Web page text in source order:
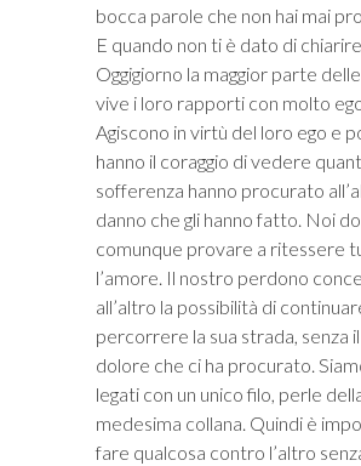
bocca parole che non hai mai
E quando non ti è dato di
Oggigiorno la maggior parte
vive i loro rapporti con molto
Agiscono in virtù del loro ego e
hanno il coraggio di vedere
sofferenza hanno procurato
danno che gli hanno fatto. Noi
comunque provare a ritessere
l’amore. Il nostro perdono
all’altro la possibilità di
percorrere la sua strada, senza
dolore che ci ha procurato.
legati con un unico filo, perle
medesima collana. Quindi è
fare qualcosa contro l’altro